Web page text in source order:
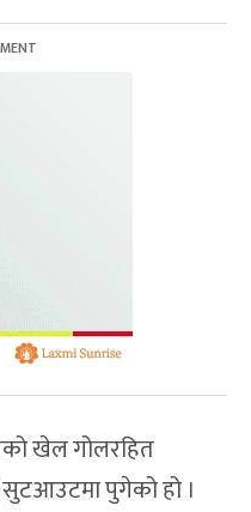
खेल गोलरहित
सुटआउटमा पुगेको हो ।